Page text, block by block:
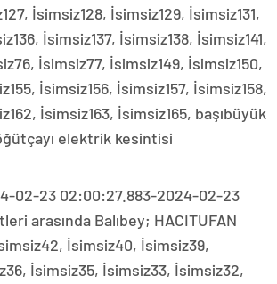
İsimsiz128, İsimsiz129, İsimsiz131,
İsimsiz137, İsimsiz138, İsimsiz141,
İsimsiz77, İsimsiz149, İsimsiz150,
İsimsiz156, İsimsiz157, İsimsiz158,
İsimsiz163, İsimsiz165, başıbüyük
elektrik kesintisi
02-23 02:00:27.883-2024-02-23
arasında Balıbey; HACITUFAN
İsimsiz40, İsimsiz39,
İsimsiz35, İsimsiz33, İsimsiz32,